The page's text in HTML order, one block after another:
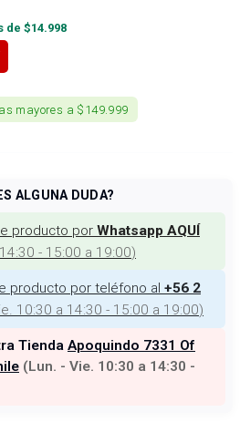
de $14.998
mayores a $149.999
ALGUNA DUDA?
producto por Whatsapp AQUÍ
- 15:00 a 19:00)
producto por teléfono al +56 2
10:30 a 14:30 - 15:00 a 19:00)
Tienda Apoquindo 7331 Of
(Lun. - Vie. 10:30 a 14:30 -